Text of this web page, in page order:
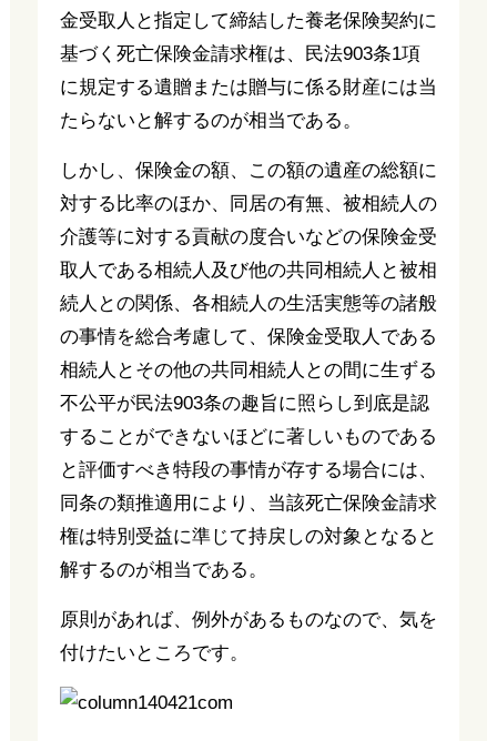
金受取人と指定して締結した養老保険契約に
基づく死亡保険金請求権は、民法903条1項
に規定する遺贈または贈与に係る財産には当
たらないと解するのが相当である。
しかし、保険金の額、この額の遺産の総額に
対する比率のほか、同居の有無、被相続人の
介護等に対する貢献の度合いなどの保険金受
取人である相続人及び他の共同相続人と被相
続人との関係、各相続人の生活実態等の諸般
の事情を総合考慮して、保険金受取人である
相続人とその他の共同相続人との間に生ずる
不公平が民法903条の趣旨に照らし到底是認
することができないほどに著しいものである
と評価すべき特段の事情が存する場合には、
同条の類推適用により、当該死亡保険金請求
権は特別受益に準じて持戻しの対象となると
解するのが相当である。
原則があれば、例外があるものなので、気を
付けたいところです。